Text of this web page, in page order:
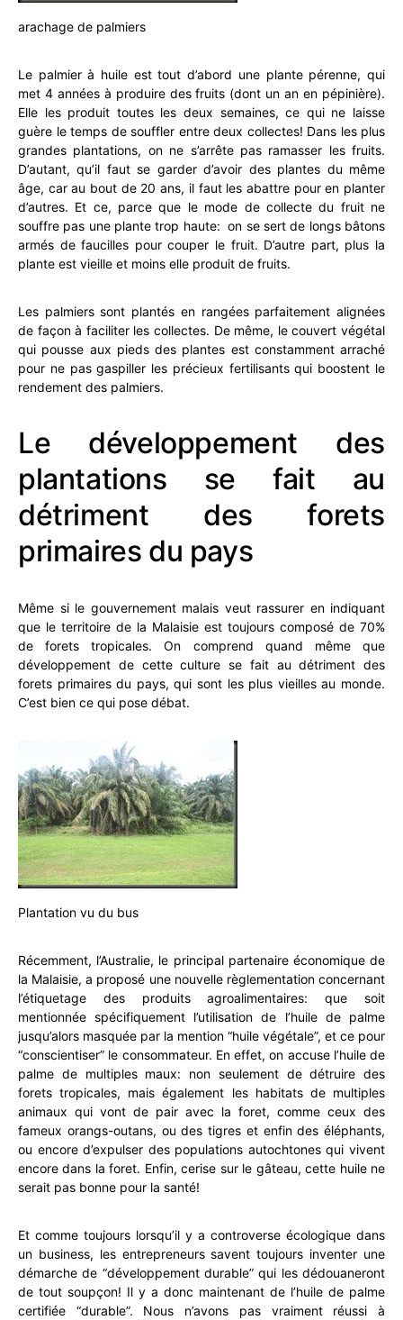
arachage de palmiers
Le palmier à huile est tout d’abord une plante pérenne, qui
met 4 années à produire des fruits (dont un an en pépinière).
Elle les produit toutes les deux semaines, ce qui ne laisse
guère le temps de souffler entre deux collectes! Dans les plus
grandes plantations, on ne s’arrête pas ramasser les fruits.
D’autant, qu’il faut se garder d’avoir des plantes du même
âge, car au bout de 20 ans, il faut les abattre pour en planter
d’autres. Et ce, parce que le mode de collecte du fruit ne
souffre pas une plante trop haute: on se sert de longs bâtons
armés de faucilles pour couper le fruit. D’autre part, plus la
plante est vieille et moins elle produit de fruits.
Les palmiers sont plantés en rangées parfaitement alignées
de façon à faciliter les collectes. De même, le couvert végétal
qui pousse aux pieds des plantes est constamment arraché
pour ne pas gaspiller les précieux fertilisants qui boostent le
rendement des palmiers.
Le développement des
plantations se fait au
détriment des forets
primaires du pays
Même si le gouvernement malais veut rassurer en indiquant
que le territoire de la Malaisie est toujours composé de 70%
de forets tropicales. On comprend quand même que
développement de cette culture se fait au détriment des
forets primaires du pays, qui sont les plus vieilles au monde.
C’est bien ce qui pose débat.
Plantation vu du bus
Récemment, l’Australie, le principal partenaire économique de
la Malaisie, a proposé une nouvelle règlementation concernant
l’étiquetage des produits agroalimentaires: que soit
mentionnée spécifiquement l’utilisation de l’huile de palme
jusqu’alors masquée par la mention “huile végétale”, et ce pour
“conscientiser” le consommateur. En effet, on accuse l’huile de
palme de multiples maux: non seulement de détruire des
forets tropicales, mais également les habitats de multiples
animaux qui vont de pair avec la foret, comme ceux des
fameux orangs-outans, ou des tigres et enfin des éléphants,
ou encore d’expulser des populations autochtones qui vivent
encore dans la foret. Enfin, cerise sur le gâteau, cette huile ne
serait pas bonne pour la santé!
Et comme toujours lorsqu’il y a controverse écologique dans
un business, les entrepreneurs savent toujours inventer une
démarche de “développement durable” qui les dédouaneront
de tout soupçon! Il y a donc maintenant de l’huile de palme
certifiée “durable”. Nous n’avons pas vraiment réussi à